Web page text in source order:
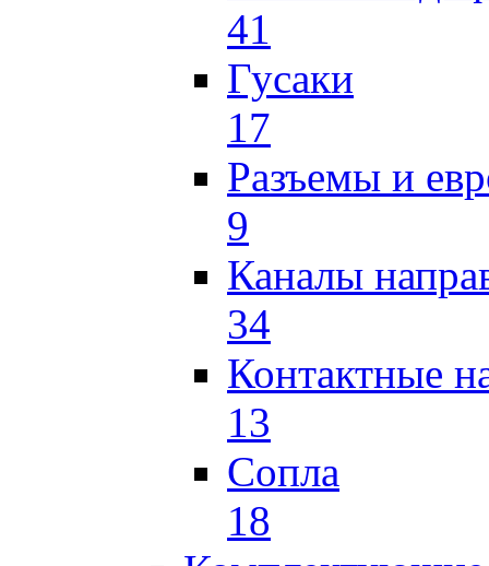
41
Гусаки
17
Разъемы и
9
Каналы
34
Контактные
13
Сопла
18